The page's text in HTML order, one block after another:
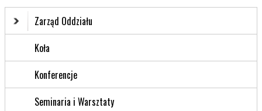
Zarząd Oddziału
Koła
Konferencje
Seminaria i Warsztaty